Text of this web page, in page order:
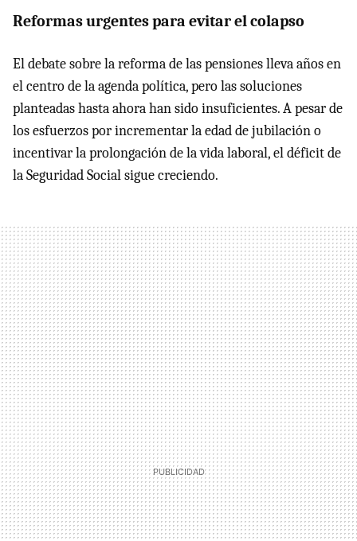
Reformas urgentes para evitar el colapso
El debate sobre la reforma de las pensiones lleva años en
el centro de la agenda política, pero las soluciones
planteadas hasta ahora han sido insuficientes. A pesar de
los esfuerzos por incrementar la edad de jubilación o
incentivar la prolongación de la vida laboral, el déficit de
la Seguridad Social sigue creciendo.